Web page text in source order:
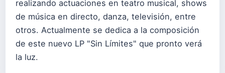
realizando actuaciones en teatro musical, shows
de música en directo, danza, televisión, entre
otros. Actualmente se dedica a la composición
de este nuevo LP "Sin Límites" que pronto verá
la luz.